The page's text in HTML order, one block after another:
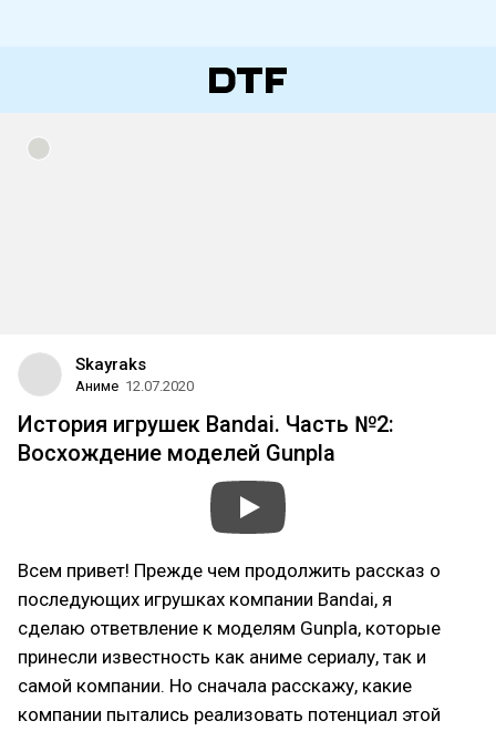
Skayraks
Аниме 12.07.2020
История игрушек Bandai. Часть №2:
Восхождение моделей Gunpla
Всем привет! Прежде чем продолжить рассказ о
последующих игрушках компании Bandai, я
сделаю ответвление к моделям Gunpla, которые
принесли известность как аниме сериалу, так и
самой компании. Но сначала расскажу, какие
компании пытались реализовать потенциал этой